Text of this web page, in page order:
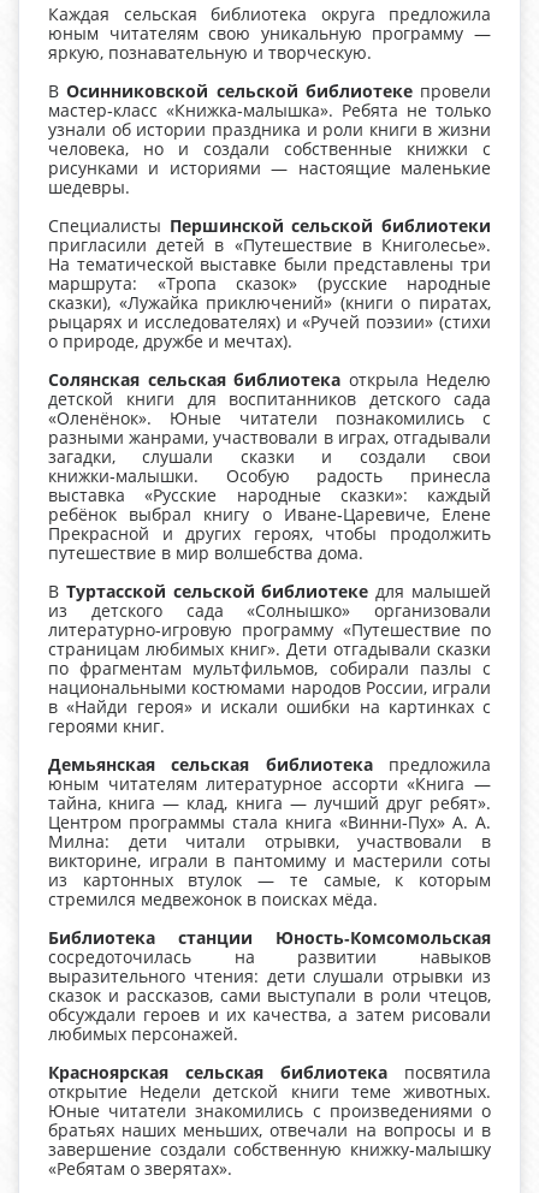
Каждая сельская библиотека округа предложила
юным читателям свою уникальную программу —
яркую, познавательную и творческую.
ВОсинниковской сельской библиотекепровели
мастер‑класс «Книжка‑малышка». Ребята не только
узнали об истории праздника и роли книги в жизни
человека, но и создали собственные книжки с
рисунками и историями — настоящие маленькие
шедевры.
Специалисты Першинской сельской библиотеки
пригласили детей в «Путешествие в Книголесье».
На тематической выставке были представлены три
маршрута: «Тропа сказок» (русские народные
сказки), «Лужайка приключений» (книги о пиратах,
рыцарях и исследователях) и «Ручей поэзии» (стихи
о природе, дружбе и мечтах).
Солянская сельская библиотека открыла Неделю
детской книги для воспитанников детского сада
«Оленёнок». Юные читатели познакомились с
разными жанрами, участвовали в играх, отгадывали
загадки, слушали сказки и создали свои
книжки‑малышки. Особую радость принесла
выставка «Русские народные сказки»: каждый
ребёнок выбрал книгу о Иване‑Царевиче, Елене
Прекрасной и других героях, чтобы продолжить
путешествие в мир волшебства дома.
В Туртасской сельской библиотеке для малышей
из детского сада «Солнышко» организовали
литературно‑игровую программу «Путешествие по
страницам любимых книг». Дети отгадывали сказки
по фрагментам мультфильмов, собирали пазлы с
национальными костюмами народов России, играли
в «Найди героя» и искали ошибки на картинках с
героями книг.
Демьянская сельская библиотекапредложила
юным читателям литературное ассорти «Книга —
тайна, книга — клад, книга — лучший друг ребят».
Центром программы стала книга «Винни‑Пух» А. А.
Милна: дети читали отрывки, участвовали в
викторине, играли в пантомиму и мастерили соты
из картонных втулок — те самые, к которым
стремился медвежонок в поисках мёда.
Библиотека станции Юность‑Комсомольская
сосредоточилась на развитии навыков
выразительного чтения: дети слушали отрывки из
сказок и рассказов, сами выступали в роли чтецов,
обсуждали героев и их качества, а затем рисовали
любимых персонажей.
Красноярская сельская библиотека посвятила
открытие Недели детской книги теме животных.
Юные читатели знакомились с произведениями о
братьях наших меньших, отвечали на вопросы и в
завершение создали собственную книжку‑малышку
«Ребятам о зверятах».